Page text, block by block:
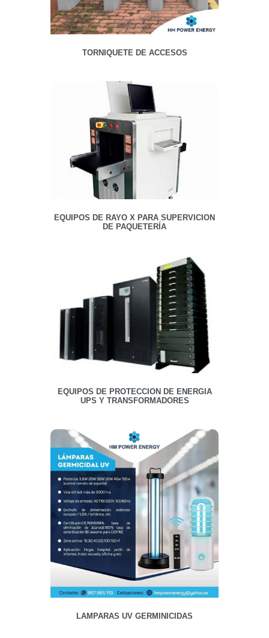
TORNIQUETE DE ACCESOS
EQUIPOS DE RAYO X PARA SUPERVICION
DE PAQUETERÍA
EQUIPOS DE PROTECCION DE ENERGIA
UPS Y TRANSFORMADORES
LAMPARAS UV GERMINICIDAS